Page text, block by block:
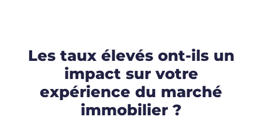
Les taux élevés ont-ils un
impact sur votre
expérience du marché
immobilier ?